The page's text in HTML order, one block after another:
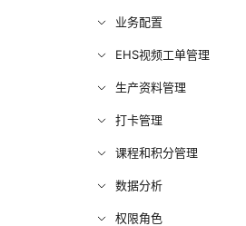
业务配置
EHS视频工单管理
生产资料管理
打卡管理
课程和积分管理
数据分析
权限角色